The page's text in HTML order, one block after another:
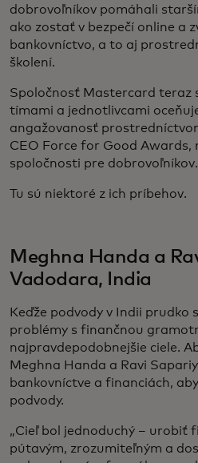
dobrovoľníkov pomáhali
ako zostať v bezpečí online a
bankovníctvo, a to aj
školení.
Spoločnosť Mastercard teraz
tímami a jednotlivcami
angažovanosť
CEO Force for Good Awards,
spoločnosti pre dobrovoľníkov.
Tu sú niektoré z ich príbehov.
Meghna Handa a
Vadodara, India
Keďže podvody v Indii prudko
problémy s finančnou
najpravdepodobnejšie ciele.
Meghna Handa a Ravi
bankovníctve a financiách,
podvody.
„Cieľ bol jednoduchý – urobiť
pútavým, zrozumiteľným a